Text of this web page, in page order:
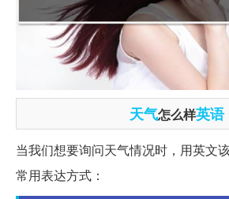
天气怎么样英语
当我们想要询问天气情况时，用英文
常用表达方式：